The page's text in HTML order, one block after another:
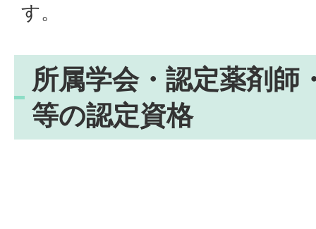
す。
所属学会・認定薬剤師
等の認定資格